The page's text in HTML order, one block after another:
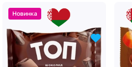
Новинка